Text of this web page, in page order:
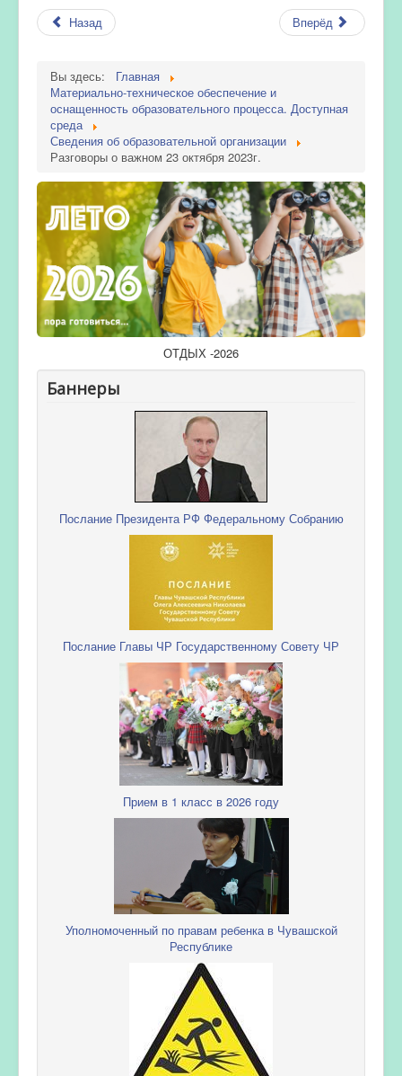
Назад Вперёд
Вы здесь:
Главная
Материально-техническое обеспечение и
оснащенность образовательного процесса. Доступная
среда
Сведения об образовательной организации
Разговоры о важном 23 октября 2023г.
ОТДЫХ -2026
Баннеры
Послание Президента РФ Федеральному Собранию
Послание Главы ЧР Государственному Совету ЧР
Прием в 1 класс в 2026 году
Уполномоченный по правам ребенка в Чувашской
Республике